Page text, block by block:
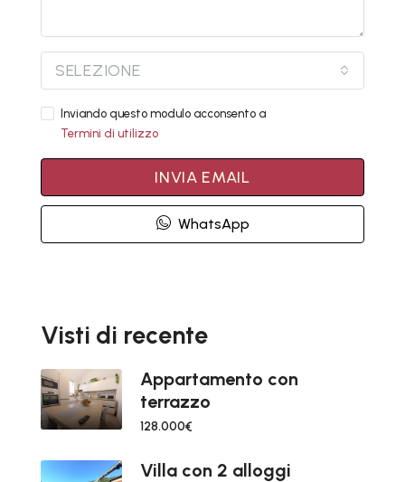
SELEZIONE
Inviando questo modulo acconsento a
Termini di utilizzo
INVIA EMAIL
WhatsApp
Visti di recente
Appartamento con
terrazzo
128.000€
Villa con 2 alloggi